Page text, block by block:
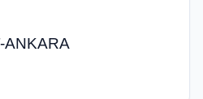
ANKARA